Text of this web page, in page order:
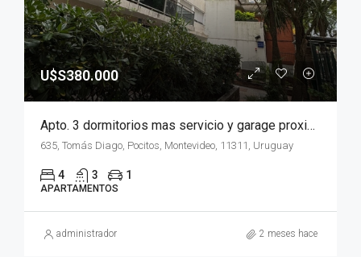
U$S380.000
Apto. 3 dormitorios mas servicio y garage proximo a Parque Villa Biarritz
635, Tomás Diago, Pocitos, Montevideo, 11311, Uruguay
4 3 1
APARTAMENTOS
administrador 2 meses hace